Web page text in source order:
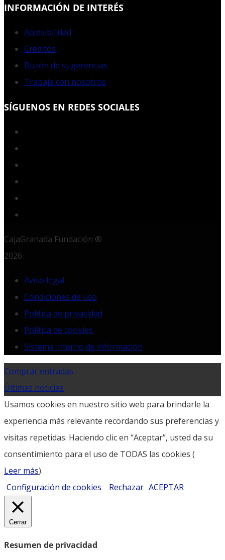
INFORMACIÓN DE INTERÉS
Accesibilidad
Créditos
Buzón de sugerencias
Trabaja con nosotros
SÍGUENOS EN REDES SOCIALES
CajaGranada Fundación ®
2026
Aviso legal
Condiciones de uso
Política de privacidad
Política de cookies
Sistema interno de información
Comprar entradas
Últimas noticias
Usamos cookies en nuestro sitio web para brindarle la
experiencia más relevante recordando sus preferencias y
visitas repetidas. Haciendo clic en “Aceptar”, usted da su
consentimiento para el uso de TODAS las cookies (
Leer más).
Configuración de cookies
Rechazar ACEPTAR
Cerrar
Resumen de privacidad